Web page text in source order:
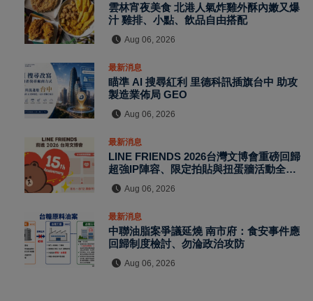
雲林宵夜美食 北港人氣炸雞外酥內嫩又爆
汁 雞排、小點、飲品自由搭配
Aug 06, 2026
最新消息
瞄準 AI 搜尋紅利 里德科訊插旗台中 助攻
製造業佈局 GEO
Aug 06, 2026
最新消息
LINE FRIENDS 2026台灣文博會重磅回歸
超強IP陣容、限定拍貼與扭蛋牆活動全公
開
Aug 06, 2026
最新消息
中聯油脂案爭議延燒 南市府：食安事件應
回歸制度檢討、勿淪政治攻防
Aug 06, 2026